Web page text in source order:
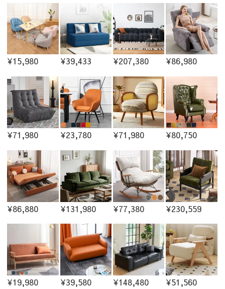
¥15,980 ¥39,433 ¥207,380 ¥86,980
¥71,980 ¥23,780 ¥71,980 ¥80,750
¥86,880 ¥131,980 ¥77,380 ¥230,559
¥19,980 ¥39,580 ¥148,480 ¥51,560